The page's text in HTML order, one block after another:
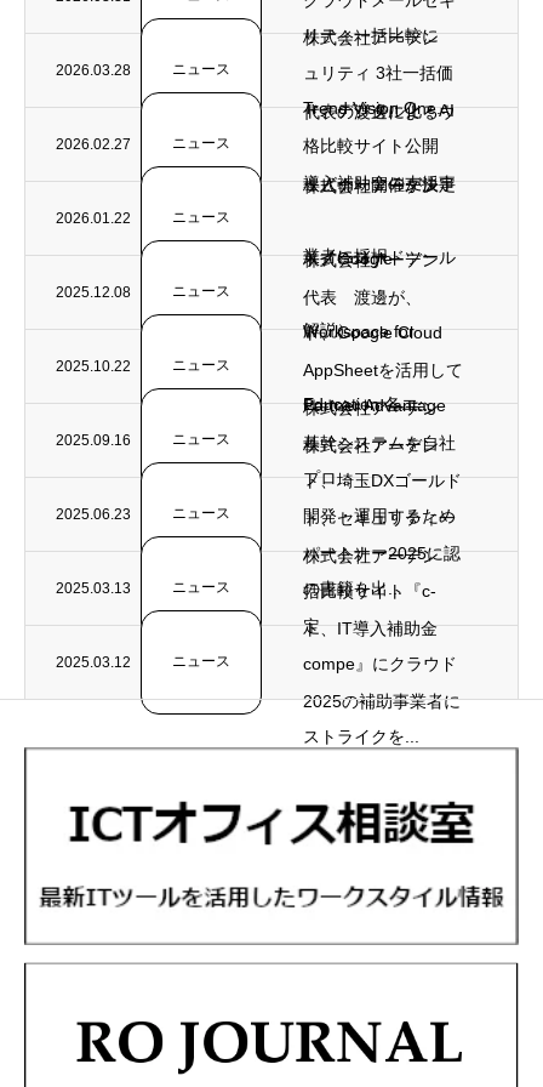
リティ一括比較に
Trend Vision One...
2026.03.28 ニュース ュリティ 3社一括価
格比較サイト公開
2026.02.27 ニュース
株式会社アーデン
ト、デジタル化・AI
導入補助金の支援事
業者に採択
2026.01.22 ニュース
代表の渡邊によるウ
ェビナー開催が決定
（ノーコードツール
解説）
2025.12.08 ニュース
株式会社アーデン
ト、Google
Workspace for
Education 各エ...
2025.10.22 ニュース
株式会社アーデン
ト、Google Cloud
Partner Advantage
プロ...
2025.09.16 ニュース
代表 渡邊が、
AppSheetを活用して
基幹システムを自社
開発・運用するため
の書籍を出...
2025.06.23 ニュース
株式会社アーデン
ト、埼玉DXゴールド
パートナー2025に認
定
2025.03.13 ニュース
株式会社アーデン
ト、セキュリティ一
括比較サイト『c-
compe』にクラウド
ストライクを...
2025.03.12 ニュース
株式会社アーデン
ト、IT導入補助金
2025の補助事業者に